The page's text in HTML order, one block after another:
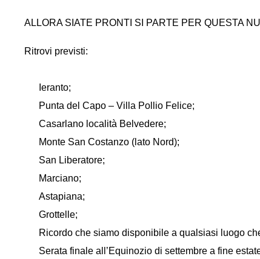
ALLORA SIATE PRONTI SI PARTE PER
Ritrovi previsti:
Ieranto;
Punta del Capo – Villa Pollio Felice;
Casarlano località Belvedere;
Monte San Costanzo (lato Nord);
San Liberatore;
Marciano;
Astapiana;
Grottelle;
Ricordo che siamo disponibile a qualsiasi luogo
Serata finale all’Equinozio di settembre a fine